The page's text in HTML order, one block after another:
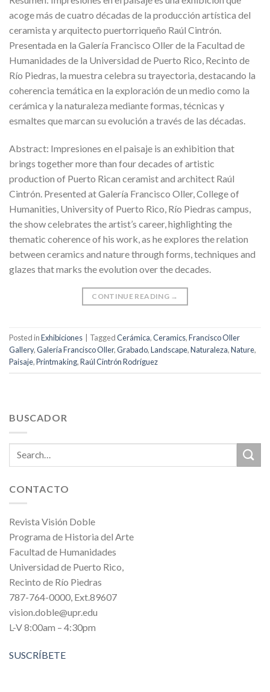
acoge más de cuatro décadas de la producción artística del
ceramista y arquitecto puertorriqueño Raúl Cintrón.
Presentada en la Galería Francisco Oller de la Facultad de
Humanidades de la Universidad de Puerto Rico, Recinto de
Río Piedras, la muestra celebra su trayectoria, destacando la
coherencia temática en la exploración de un medio como la
cerámica y la naturaleza mediante formas, técnicas y
esmaltes que marcan su evolución a través de las décadas.
Abstract: Impresiones en el paisaje is an exhibition that
brings together more than four decades of artistic
production of Puerto Rican ceramist and architect Raúl
Cintrón. Presented at Galería Francisco Oller, College of
Humanities, University of Puerto Rico, Río Piedras campus,
the show celebrates the artist’s career, highlighting the
thematic coherence of his work, as he explores the relation
between ceramics and nature through forms, techniques and
glazes that marks the evolution over the decades.
CONTINUE READING →
Posted inExhibiciones TaggedCerámica,Ceramics,Francisco Oller
Gallery,Galería Francisco Oller,Grabado,Landscape,Naturaleza,Nature,
Paisaje,Printmaking,Raúl Cintrón Rodríguez
BUSCADOR
CONTACTO
Revista Visión Doble
Programa de Historia del Arte
Facultad de Humanidades
Universidad de Puerto Rico,
Recinto de Río Piedras
787-764-0000, Ext.89607
vision.doble@upr.edu
L-V 8:00am – 4:30pm
SUSCRÍBETE